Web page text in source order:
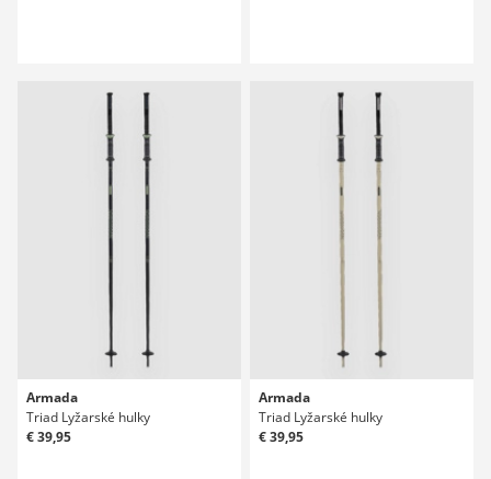
Armada
Triad Lyžarské hulky
€ 39,95
Armada
Triad Lyžarské hulky
€ 39,95